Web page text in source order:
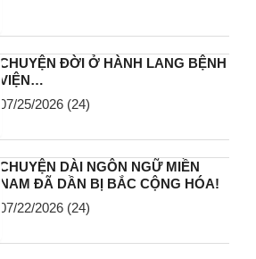
CHUYỆN ĐỜI Ở HÀNH LANG BỆNH
VIỆN…
07/25/2026 (24)
CHUYỆN DÀI NGÔN NGỮ MIỀN
NAM ĐÃ DẦN BỊ BẮC CỘNG HÓA!
07/22/2026 (24)